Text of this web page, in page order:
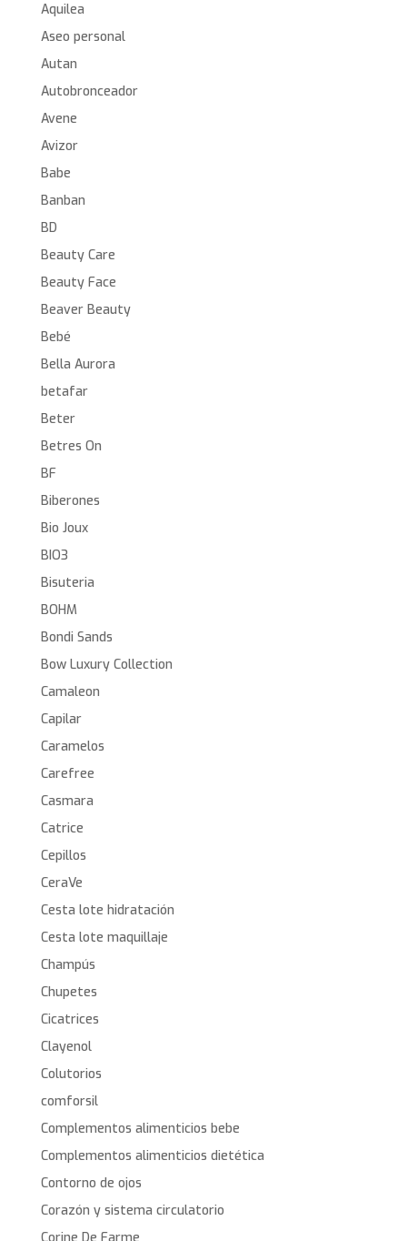
Aquilea
Aseo personal
Autan
Autobronceador
Avene
Avizor
Babe
Banban
BD
Beauty Care
Beauty Face
Beaver Beauty
Bebé
Bella Aurora
betafar
Beter
Betres On
BF
Biberones
Bio Joux
BIO3
Bisuteria
BOHM
Bondi Sands
Bow Luxury Collection
Camaleon
Capilar
Caramelos
Carefree
Casmara
Catrice
Cepillos
CeraVe
Cesta lote hidratación
Cesta lote maquillaje
Champús
Chupetes
Cicatrices
Clayenol
Colutorios
comforsil
Complementos alimenticios bebe
Complementos alimenticios dietética
Contorno de ojos
Corazón y sistema circulatorio